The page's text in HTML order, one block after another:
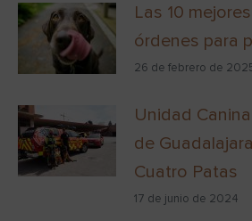
Las 10
órdenes para
26 de febrero de
Unidad
de
Cuatro Patas
17 de junio de 2024